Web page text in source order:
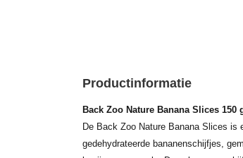
Productinformatie
Back Zoo Nature Banana Slices 150
De Back Zoo Nature Banana Slices is
gedehydrateerde bananenschijfjes,